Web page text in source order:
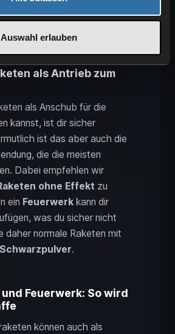
Auswahl erlauben
als Antrieb zum
als Anschub für die
kannst, ist dir sicher
ist das aber auch die
die die meisten
Dabei empfehlen wir
ohne Effekt zu
ein Feuerwerk kann dir
was du sicher nicht
daher normale Raketen mit
Schwarzpulver.
Feuerwerk: So wird
können auch als